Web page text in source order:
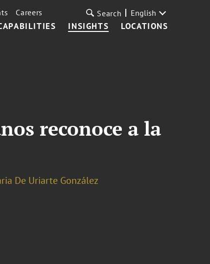
INSIGHTS LOCATIONS
Careers Search English
reconoce a la
De Uriarte González